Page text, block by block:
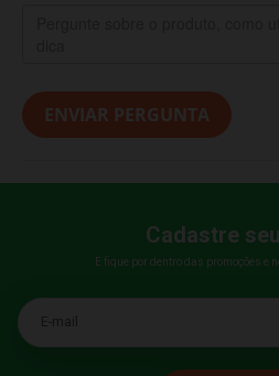
ENVIAR PERGUNTA
Cadastre
E fique por dentro das promoções e
E-mail